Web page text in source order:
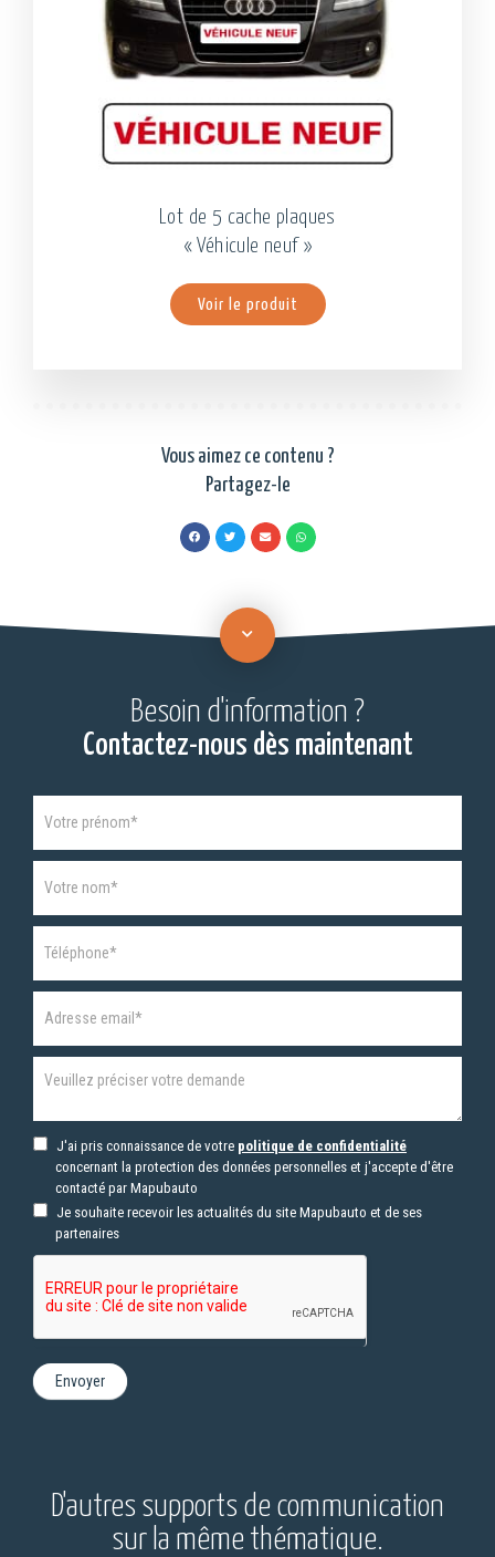
Lot de 5 cache plaques
« Véhicule neuf »
Voir le produit
Vous aimez ce contenu ?
Partagez-le
Besoin d'information ?
Contactez-nous dès maintenant
Formulaire
contact
you
are
leave
field
blank.
J'ai pris connaissance de votre politique de confidentialité
concernant la protection des données personnelles et j'accepte d'être
contacté par Mapubauto
Je souhaite recevoir les actualités du site Mapubauto et de ses
partenaires
Envoyer
D'autres supports de communication
sur la même thématique.